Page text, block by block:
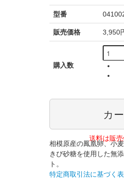
型番
販売価格 3,950
購入数
送料は販
相模原産の鳳凰卵、小
きび砂糖を使用した無
ト。
特定商取引法に基づく表